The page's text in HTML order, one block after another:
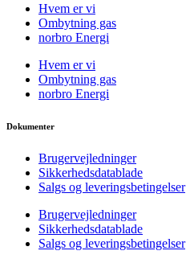
Hvem er vi
Ombytning gas
norbro Energi
Hvem er vi
Ombytning gas
norbro Energi
Dokumenter
Brugervejledninger
Sikkerhedsdatablade
Salgs og leveringsbetingelser
Brugervejledninger
Sikkerhedsdatablade
Salgs og leveringsbetingelser